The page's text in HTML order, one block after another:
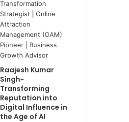
Raajesh Kumar
Singh-
Transforming
Reputation into
Digital Influence in
the Age of AI